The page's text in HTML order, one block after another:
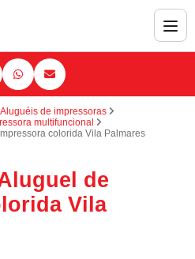
Aluguéis de impressoras
multifuncional
colorida Vila Palmares
de
Vila